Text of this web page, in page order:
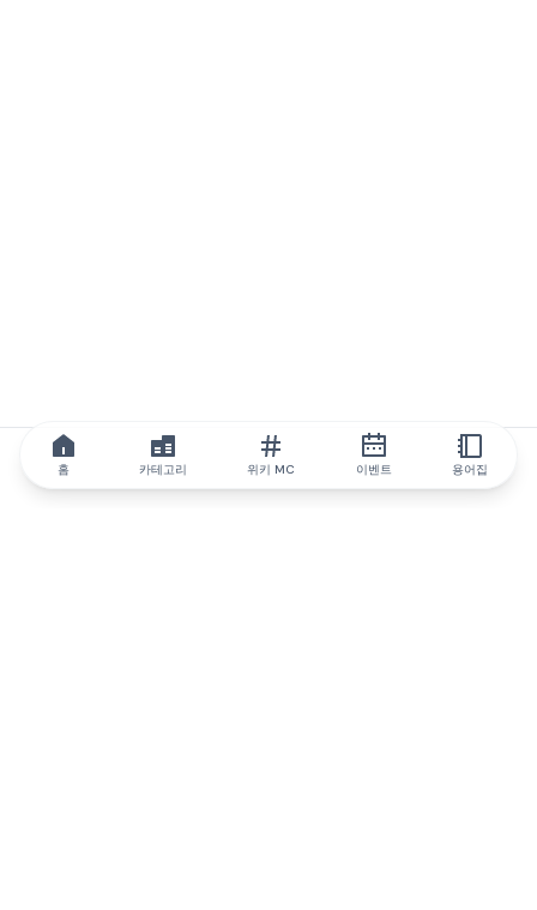
홈 카테고리 위키 MC 이벤트 용어집